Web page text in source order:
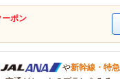
ーポン
や新幹線・特急